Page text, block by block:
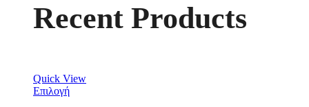
Recent Products
Quick View
Επιλογή